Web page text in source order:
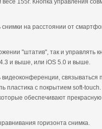
155г. Кнопка управления
на расстоянии от
"штатив", так и управлять
и выше, или iOS 5.0 и выше.
связываться
пластика с покрытием soft-
обеспечивают
горизонта снимка.